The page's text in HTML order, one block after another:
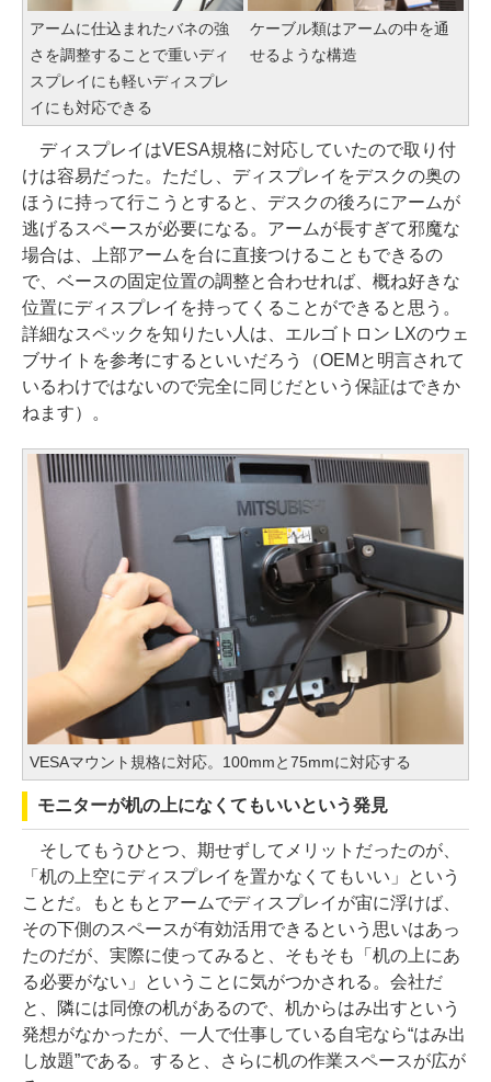
アームに仕込まれたバネの強
さを調整することで重いディ
スプレイにも軽いディスプレ
イにも対応できる
ケーブル類はアームの中を通
せるような構造
ディスプレイはVESA規格に対応していたので取り付
けは容易だった。ただし、ディスプレイをデスクの奥の
ほうに持って行こうとすると、デスクの後ろにアームが
逃げるスペースが必要になる。アームが長すぎて邪魔な
場合は、上部アームを台に直接つけることもできるの
で、ベースの固定位置の調整と合わせれば、概ね好きな
位置にディスプレイを持ってくることができると思う。
詳細なスペックを知りたい人は、エルゴトロン LXのウェ
ブサイトを参考にするといいだろう（OEMと明言されて
いるわけではないので完全に同じだという保証はできか
ねます）。
VESAマウント規格に対応。100mmと75mmに対応する
モニターが机の上になくてもいいという発見
そしてもうひとつ、期せずしてメリットだったのが、
「机の上空にディスプレイを置かなくてもいい」という
ことだ。もともとアームでディスプレイが宙に浮けば、
その下側のスペースが有効活用できるという思いはあっ
たのだが、実際に使ってみると、そもそも「机の上にあ
る必要がない」ということに気がつかされる。会社だ
と、隣には同僚の机があるので、机からはみ出すという
発想がなかったが、一人で仕事している自宅なら“はみ出
し放題”である。すると、さらに机の作業スペースが広が